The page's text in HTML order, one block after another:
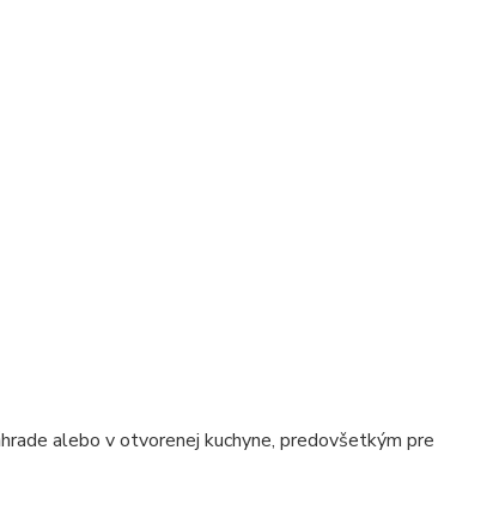
alebo v otvorenej kuchyne, predovšetkým pre